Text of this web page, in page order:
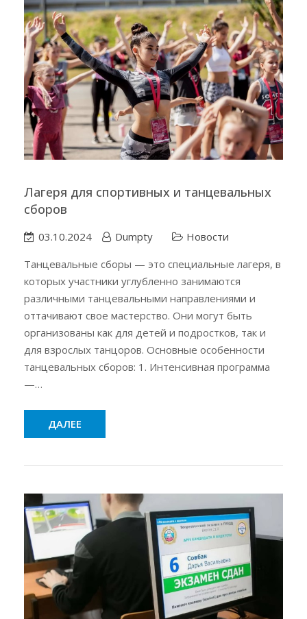
Лагеря для спортивных и танцевальных
сборов
03.10.2024 Dumpty
Новости
Танцевальные сборы — это специальные лагеря, в
которых участники углубленно занимаются
различными танцевальными направлениями и
оттачивают свое мастерство. Они могут быть
организованы как для детей и подростков, так и
для взрослых танцоров. Основные особенности
танцевальных сборов: 1. Интенсивная программа
—…
ДАЛЕЕ